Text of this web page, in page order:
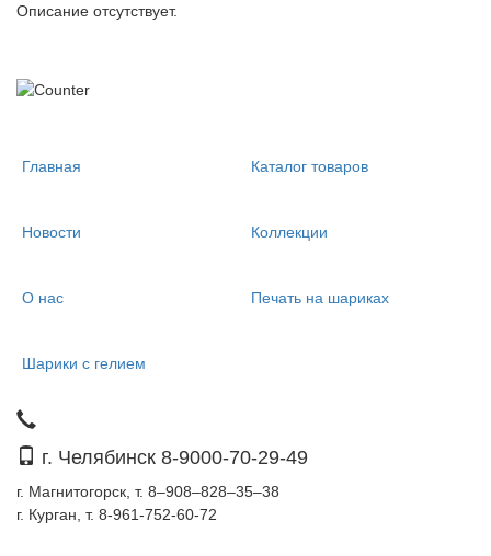
Описание отсутствует.
Главная Каталог товаров
Новости Коллекции
О нас Печать на шариках
Шарики с гелием
г. Челябинск 8-9000-70-29-49
г. Магнитогорск, т. 8–908–828–35–38
г. Курган, т. 8-961-752-60-72